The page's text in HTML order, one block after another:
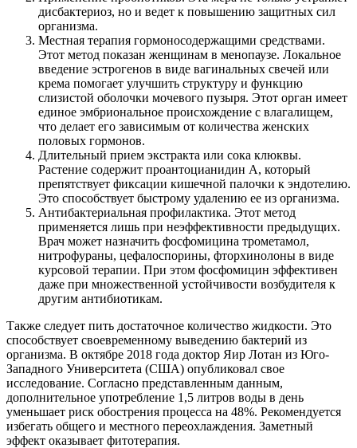
дисбактериоз, но и ведет к повышению защитных сил
организма.
Местная терапия гормоносодержащими средствами.
Этот метод показан женщинам в менопаузе. Локальное
введение эстрогенов в виде вагинальных свечей или
крема помогает улучшить структуру и функцию
слизистой оболочки мочевого пузыря. Этот орган имеет
единое эмбриональное происхождение с влагалищем,
что делает его зависимым от количества женских
половых гормонов.
Длительный прием экстракта или сока клюквы.
Растение содержит проантоцианидин А, который
препятствует фиксации кишечной палочки к эндотелию.
Это способствует быстрому удалению ее из организма.
Антибактериальная профилактика. Этот метод
применяется лишь при неэффективности предыдущих.
Врач может назначить фосфомицина трометамол,
нитрофураны, цефалоспорины, фторхинолоны в виде
курсовой терапии. При этом фосфомицин эффективен
даже при множественной устойчивости возбудителя к
другим антибиотикам.
Также следует пить достаточное количество жидкости. Это
способствует своевременному выведению бактерий из
организма. В октябре 2018 года доктор Яир Лотан из Юго-
Западного Университета (США) опубликовал свое
исследование. Согласно представленным данным,
дополнительное употребление 1,5 литров воды в день
уменьшает риск обострения процесса на 48%. Рекомендуется
избегать общего и местного переохлаждения. Заметный
эффект оказывает фитотерапия.